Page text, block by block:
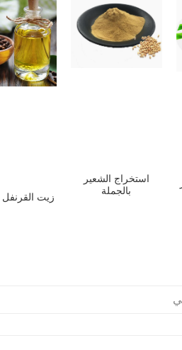
استخراج الشعير
بالجملة
زيت